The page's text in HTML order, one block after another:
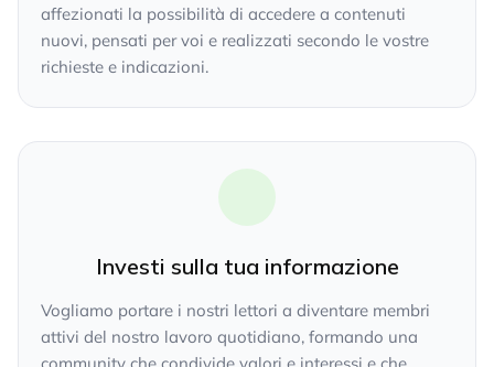
affezionati la possibilità di accedere a contenuti
nuovi, pensati per voi e realizzati secondo le vostre
richieste e indicazioni.
Investi sulla tua informazione
Vogliamo portare i nostri lettori a diventare membri
attivi del nostro lavoro quotidiano, formando una